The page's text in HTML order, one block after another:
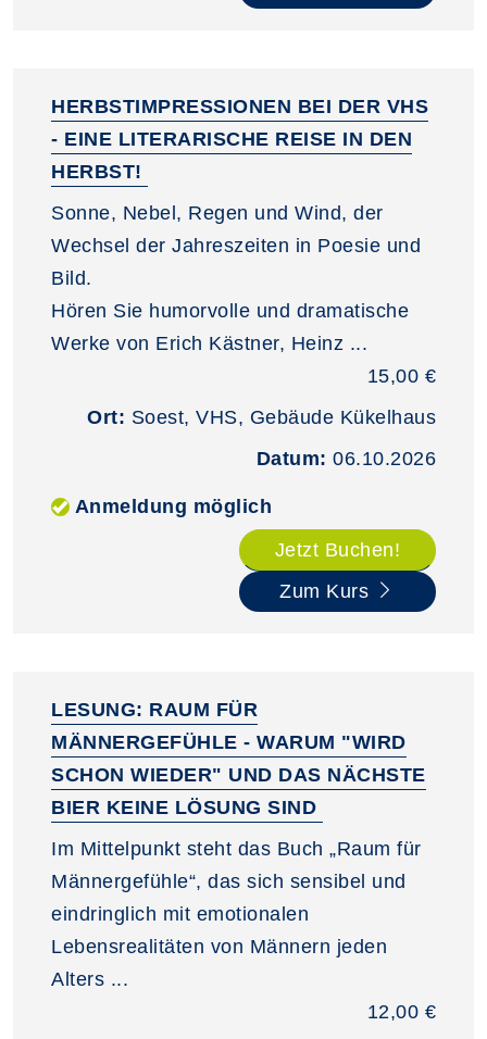
HERBSTIMPRESSIONEN BEI DER VHS
- EINE LITERARISCHE REISE IN DEN
HERBST!
Sonne, Nebel, Regen und Wind, der
Wechsel der Jahreszeiten in Poesie und
Bild.
Hören Sie humorvolle und dramatische
Werke von Erich Kästner, Heinz ...
15,00 €
Ort: Soest, VHS, Gebäude Kükelhaus
Datum: 06.10.2026
Anmeldung möglich
Jetzt Buchen!
Zum Kurs
LESUNG: RAUM FÜR
MÄNNERGEFÜHLE - WARUM "WIRD
SCHON WIEDER" UND DAS NÄCHSTE
BIER KEINE LÖSUNG SIND
Im Mittelpunkt steht das Buch „Raum für
Männergefühle“, das sich sensibel und
eindringlich mit emotionalen
Lebensrealitäten von Männern jeden
Alters ...
12,00 €